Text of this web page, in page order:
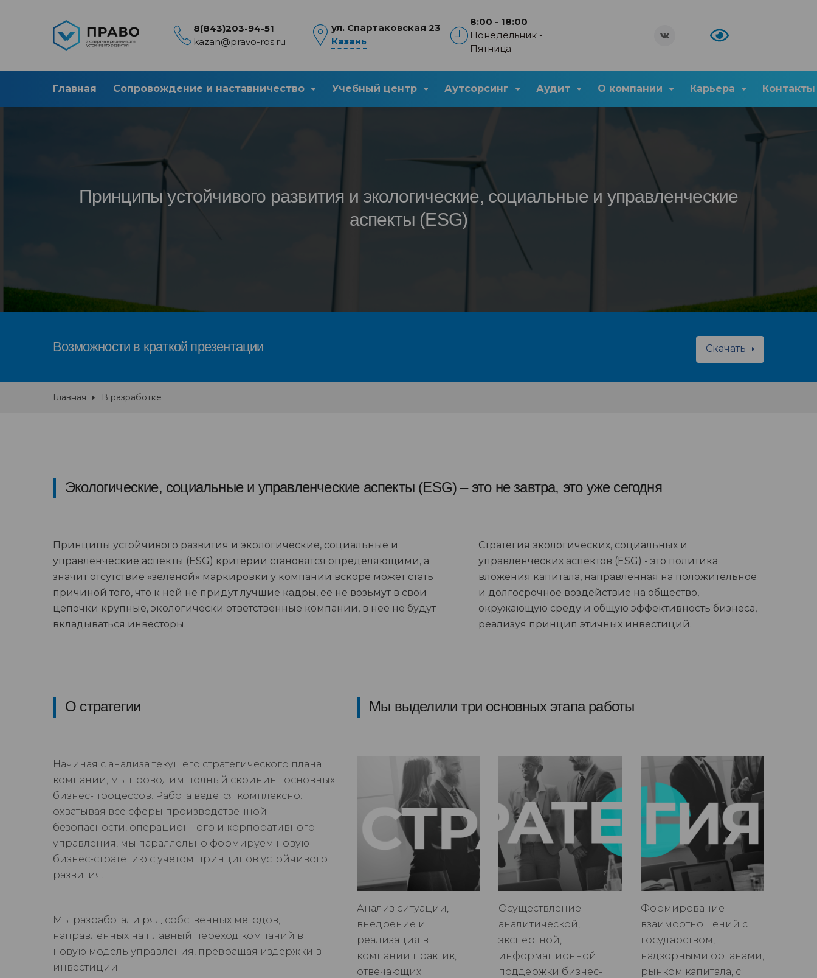
8(843)203-94-51
kazan@pravo-ros.ru
ул. Спартаковская 23
Казань
8:00 - 18:00
Понедельник -
Пятница
Главная Сопровождение и наставничество Учебный центр Аутсорсинг Аудит О компании Карьера Контакты
Принципы устойчивого развития и экологические, социальные и управленческие
аспекты (ESG)
Возможности в краткой презентации Скачать
Главная В разработке
Экологические, социальные и управленческие аспекты (ESG) – это не завтра, это уже сегодня
Принципы устойчивого развития и экологические, социальные и
управленческие аспекты (ESG) критерии становятся определяющими, а
значит отсутствие «зеленой» маркировки у компании вскоре может стать
причиной того, что к ней не придут лучшие кадры, ее не возьмут в свои
цепочки крупные, экологически ответственные компании, в нее не будут
вкладываться инвесторы.
Стратегия экологических, социальных и
управленческих аспектов (ESG) - это политика
вложения капитала, направленная на положительное
и долгосрочное воздействие на общество,
окружающую среду и общую эффективность бизнеса,
реализуя принцип этичных инвестиций.
О стратегии
Начиная с анализа текущего стратегического плана
компании, мы проводим полный скрининг основных
бизнес-процессов. Работа ведется комплексно:
охватывая все сферы производственной
безопасности, операционного и корпоративного
управления, мы параллельно формируем новую
бизнес-стратегию с учетом принципов устойчивого
развития.
Мы разработали ряд собственных методов,
направленных на плавный переход компаний в
новую модель управления, превращая издержки в
инвестиции.
Мы выделили три основных этапа работы
Анализ ситуации,
внедрение и
реализация в
компании практик,
отвечающих
Осуществление
аналитической,
экспертной,
информационной
поддержки бизнес-
Формирование
взаимоотношений с
государством,
надзорными органами,
рынком капитала, с